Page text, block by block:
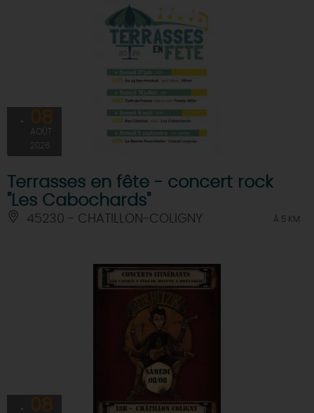
08
AOÛT
2026
Terrasses en fête - concert rock
"Les Cabochards"
45230 - CHATILLON-COLIGNY À 5 KM
08